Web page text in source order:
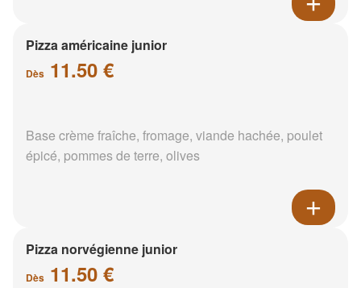
Pizza américaine junior
Dès 11.50 €
Base crème fraîche, fromage, viande hachée, poulet
épicé, pommes de terre, olives
Pizza norvégienne junior
Dès 11.50 €